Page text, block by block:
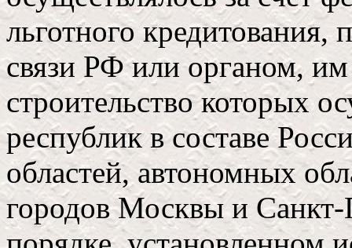
льготного
связи РФ или органом,
строительство которых
республик в составе
областей, автономных
городов Москвы и Санкт-